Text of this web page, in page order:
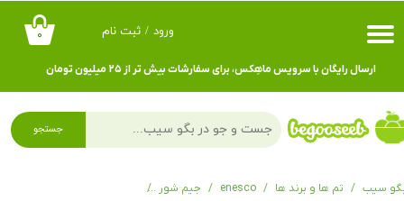
۰ ورود / ثبت نام
حساب کاربری من
تغییر گذر واژه
سفارشات
ارسال رایگان با سرویس ماهِکس، برای سفارشات بیش تر از ۲۵ میلیون تومان
جستجو
سیب تم ها و برند ها enesco جیم شور